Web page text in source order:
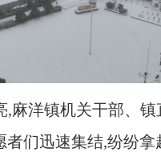
,麻洋镇机关干部、
们迅速集结,纷纷拿